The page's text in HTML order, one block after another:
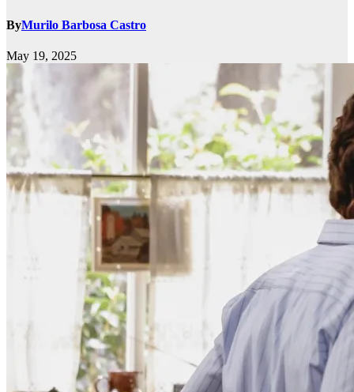
ByMurilo Barbosa Castro
May 19, 2025